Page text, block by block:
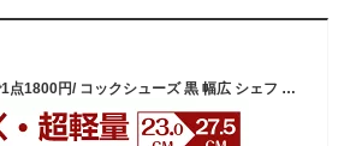
\最安値挑戦！クーポンで1点1800円/ コックシューズ 黒 幅広 シェフ シューズ クックシューズ 靴 シェフメイト 疲れない コック靴 サボシューズ ワークシューズ パンプス 水 滑りにくい業務用短靴 軽い レディース メンズ おしゃれ シューズ 疲れない 27.5